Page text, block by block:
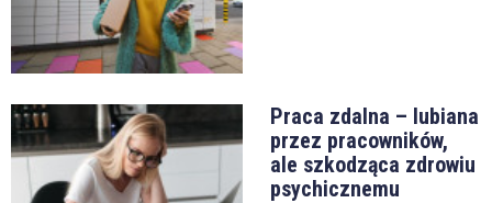
Praca zdalna – lubiana
przez pracowników,
ale szkodząca zdrowiu
psychicznemu